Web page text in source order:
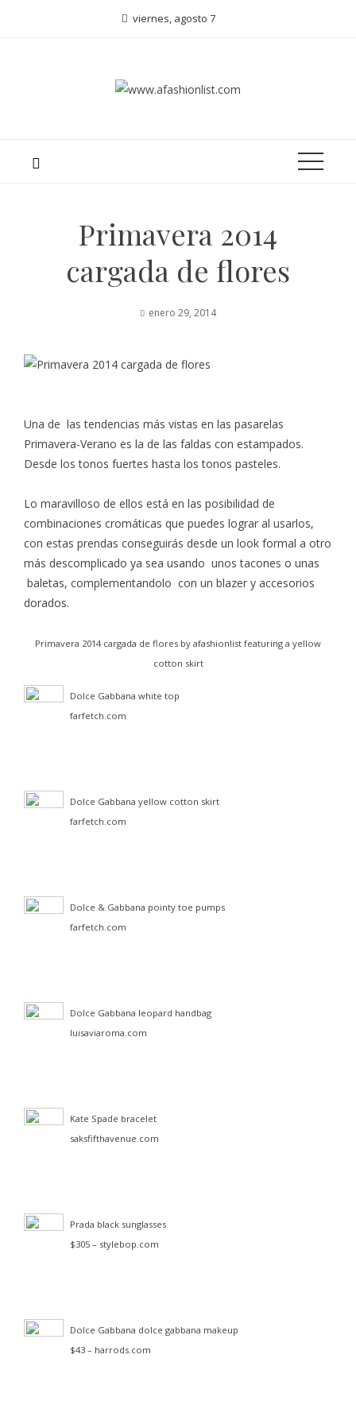
viernes, agosto 7
Primavera 2014
cargada de flores
enero 29, 2014
Una de las tendencias más vistas en las pasarelas
Primavera-Verano es la de las faldas con estampados.
Desde los tonos fuertes hasta los tonos pasteles.
Lo maravilloso de ellos está en las posibilidad de
combinaciones cromáticas que puedes lograr al usarlos,
con estas prendas conseguirás desde un look formal a otro
más descomplicado ya sea usando unos tacones o unas
baletas, complementandolo con un blazer y accesorios
dorados.
Primavera 2014 cargada de flores by afashionlist featuring a yellow
cotton skirt
Dolce Gabbana white top
farfetch.com
Dolce Gabbana yellow cotton skirt
farfetch.com
Dolce & Gabbana pointy toe pumps
farfetch.com
Dolce Gabbana leopard handbag
luisaviaroma.com
Kate Spade bracelet
saksfifthavenue.com
Prada black sunglasses
$305 – stylebop.com
Dolce Gabbana dolce gabbana makeup
$43 – harrods.com